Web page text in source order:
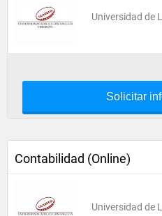
Universidad de
Solicitar
Contabilidad (Online)
Universidad de